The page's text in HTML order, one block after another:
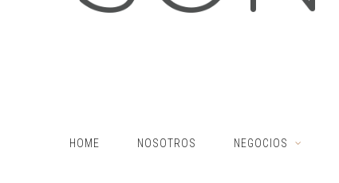
HOME NOSOTROS NEGOCIOS